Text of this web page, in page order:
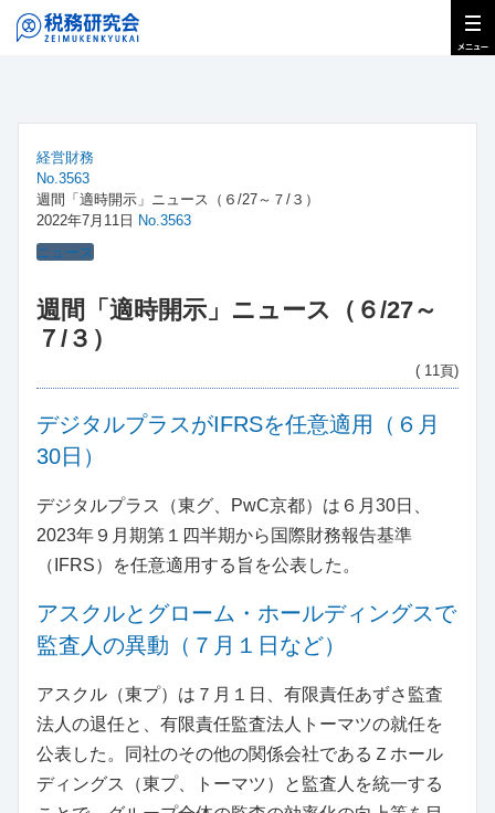
経営財務
No.3563
週間「適時開示」ニュース（６/27～７/３）
2022年7月11日 No.3563
ニュース
週間「適時開示」ニュース（６/27～
７/３）
( 11頁)
デジタルプラスがIFRSを任意適用（６月
30日）
デジタルプラス（東グ、PwC京都）は６月30日、
2023年９月期第１四半期から国際財務報告基準
（IFRS）を任意適用する旨を公表した。
アスクルとグローム・ホールディングスで
監査人の異動（７月１日など）
アスクル（東プ）は７月１日、有限責任あずさ監査
法人の退任と、有限責任監査法人トーマツの就任を
公表した。同社のその他の関係会社であるＺホール
ディングス（東プ、トーマツ）と監査人を統一する